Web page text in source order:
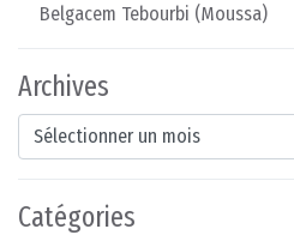
Belgacem Tebourbi (Moussa)
Archives
Archives
Catégories